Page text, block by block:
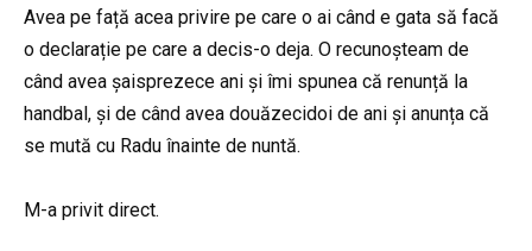
Avea pe față acea privire pe care o ai când e gata să facă
o declarație pe care a decis-o deja. O recunoșteam de
când avea șaisprezece ani și îmi spunea că renunță la
handbal, și de când avea douăzecidoi de ani și anunța că
se mută cu Radu înainte de nuntă.
M-a privit direct.